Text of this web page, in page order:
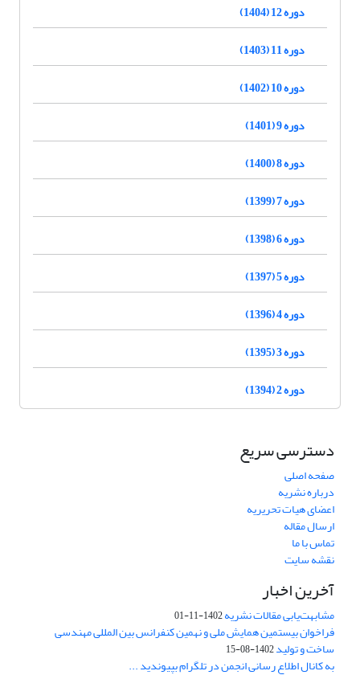
دوره 12 (1404)
دوره 11 (1403)
دوره 10 (1402)
دوره 9 (1401)
دوره 8 (1400)
دوره 7 (1399)
دوره 6 (1398)
دوره 5 (1397)
دوره 4 (1396)
دوره 3 (1395)
دوره 2 (1394)
دسترسی سریع
صفحه اصلی
درباره نشریه
اعضای هیات تحریریه
ارسال مقاله
تماس با ما
نقشه سایت
آخرین اخبار
مشابهت‌یابی مقالات نشریه1402-11-01
فراخوان بیستمین همایش ملی و نهمین کنفرانس بین المللی مهندسی
ساخت و تولید1402-08-15
به کانال اطلاع رسانی انجمن در تلگرام بپیوندید ...